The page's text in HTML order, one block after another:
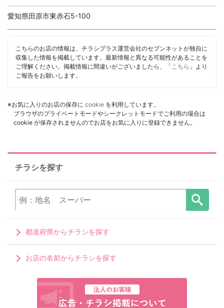
愛知県田原市東赤石5-100
こちらのお店の情報は、チラシプラス運営会社のセブンネットが独自に
収集した情報を掲載しています。最新情報と異なる可能性があることを
ご理解ください。掲載情報に間違いがございましたら、「 こちら 」より
ご報告をお願いします。
※お気に入りのお店の保存に cookie を利用しています。
ブラウザのプライベートモードやシークレットモードでご利用の場合は
cookie が保存されませんのでお店をお気に入りに登録できません。
チラシを探す
都道府県からチラシを探す
お店の名前からチラシを探す